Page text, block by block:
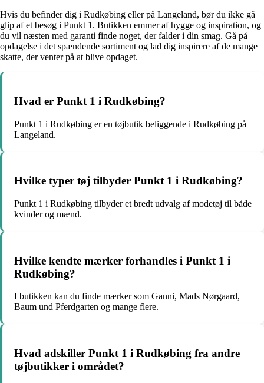
Hvis du befinder dig i Rudkøbing eller på Langeland, bør du ikke gå
glip af et besøg i Punkt 1. Butikken emmer af hygge og inspiration, og
du vil næsten med garanti finde noget, der falder i din smag. Gå på
opdagelse i det spændende sortiment og lad dig inspirere af de mange
skatte, der venter på at blive opdaget.
Hvad er Punkt 1 i Rudkøbing?
Punkt 1 i Rudkøbing er en tøjbutik beliggende i Rudkøbing på
Langeland.
Hvilke typer tøj tilbyder Punkt 1 i Rudkøbing?
Punkt 1 i Rudkøbing tilbyder et bredt udvalg af modetøj til både
kvinder og mænd.
Hvilke kendte mærker forhandles i Punkt 1 i
Rudkøbing?
I butikken kan du finde mærker som Ganni, Mads Nørgaard,
Baum und Pferdgarten og mange flere.
Hvad adskiller Punkt 1 i Rudkøbing fra andre
tøjbutikker i området?